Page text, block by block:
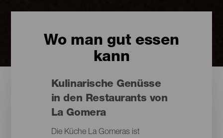
Wo man gut essen
kann
Kulinarische Genüsse
in den Restaurants von
La Gomera
Die Küche La Gomeras ist